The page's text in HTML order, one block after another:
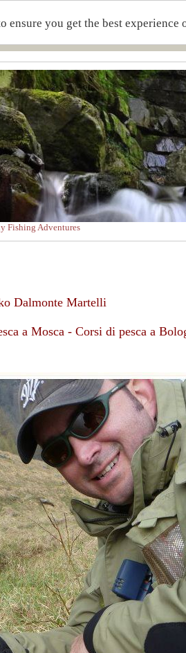
ensure you get the best experience
Fishing Adventures
Dalmonte Martelli
a Mosca - Corsi di pesca a